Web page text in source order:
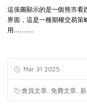
這張圖顯示的是一個熊市看
界面，這是一種期權交易策
用..........
Mar 31 2025
會員文章, 免費文章,